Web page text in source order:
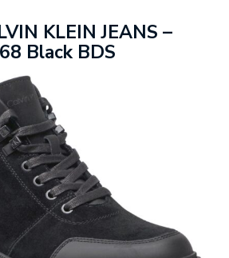
KLEIN JEANS –
Black BDS